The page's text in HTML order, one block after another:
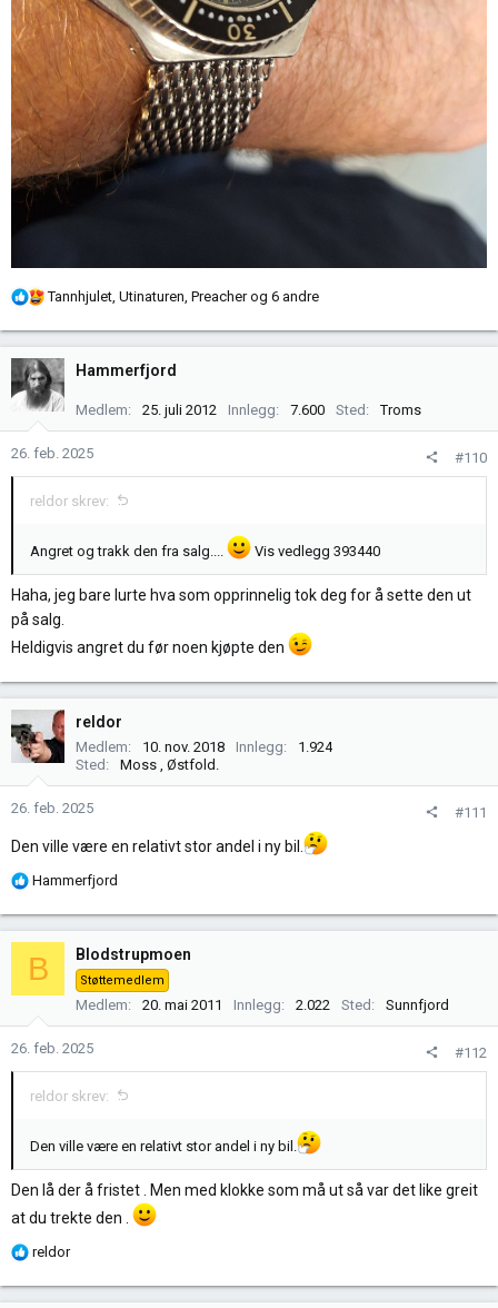
R
k
s
j
o
n
e
r
Tannhjulet, Utinaturen, Preacherog 6 andre
Hammerfjord
Medlem 25. juli 2012 Innlegg 7.600 Sted Troms
26. feb. 2025 #110
reldor skrev:
Angret og trakk den fra salg.... Vis vedlegg 393440
Haha, jeg bare lurte hva som opprinnelig tok deg for å sette den ut
på salg.
Heldigvis angret du før noen kjøpte den
reldor
Medlem 10. nov. 2018 Innlegg
1.924
Sted
Moss , Østfold.
26. feb. 2025 #111
Den ville være en relativt stor andel i ny bil.
R
k
s
e
:
Hammerfjord
B Blodstrupmoen
Støttemedlem
Medlem 20. mai 2011 Innlegg 2.022 Sted Sunnfjord
26. feb. 2025 #112
reldor skrev:
Den ville være en relativt stor andel i ny bil.
Den lå der å fristet . Men med klokke som må ut så var det like greit
at du trekte den .
R
reldor